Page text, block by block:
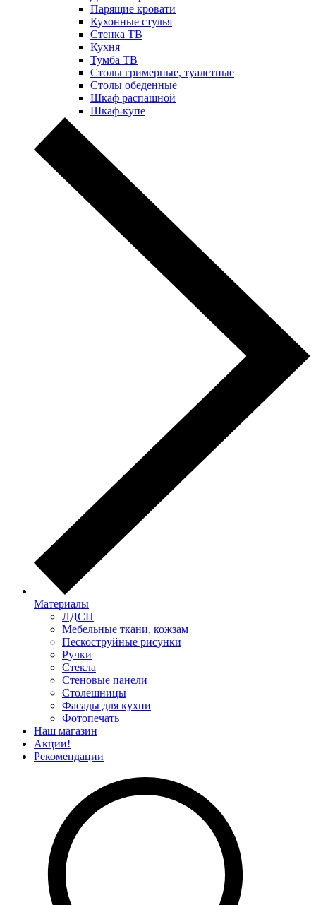
Парящие кровати
Кухонные стулья
Стенка ТВ
Кухня
Тумба ТВ
Столы гримерные, туалетные
Столы обеденные
Шкаф распашной
Шкаф-купе
Материалы
ЛДСП
Мебельные ткани, кожзам
Пескоструйные рисунки
Ручки
Стекла
Стеновые панели
Столешницы
Фасады для кухни
Фотопечать
Наш магазин
Акции!
Рекомендации